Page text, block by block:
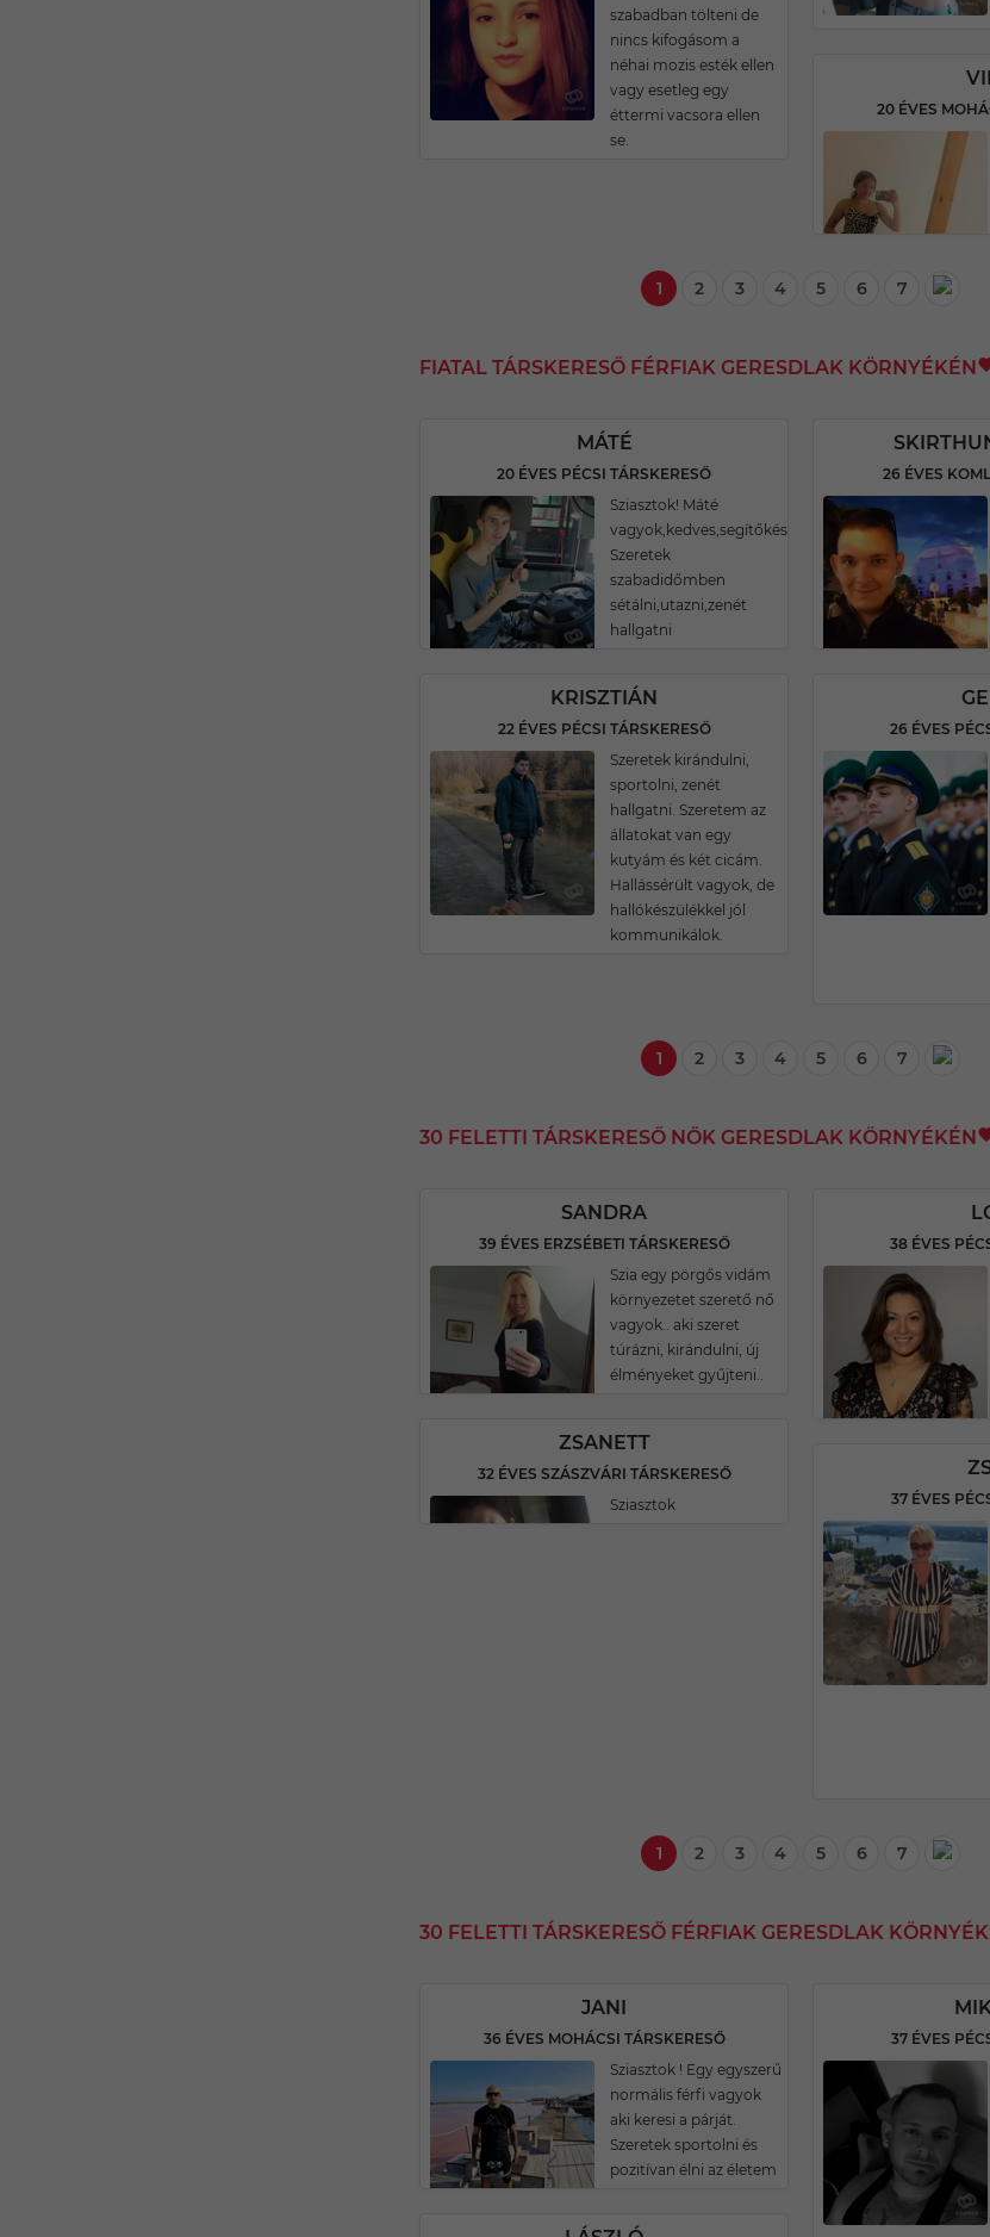
szabadban tölteni de
nincs kifogásom a
néhai mozis esték ellen
vagy esetleg egy
éttermi vacsora ellen
se.
20 ÉVES
1 2 3 4 5 6 7
FIATAL TÁRSKERESŐ FÉRFIAK GERESDLAK KÖRNYÉKÉN
MÁTÉ
20 ÉVES PÉCSI TÁRSKERESŐ
Sziasztok! Máté
vagyok,kedves,segítőkész.
Szeretek
szabadidőmben
sétálni,utazni,zenét
hallgatni
KRISZTIÁN
22 ÉVES PÉCSI TÁRSKERESŐ
Szeretek kirándulni,
sportolni, zenét
hallgatni. Szeretem az
állatokat van egy
kutyám és két cicám.
Hallássérült vagyok, de
hallókészülékkel jól
kommunikálok.
26 ÉVES
26 ÉVES
1 2 3 4 5 6 7
30 FELETTI TÁRSKERESŐ NŐK GERESDLAK KÖRNYÉKÉN
SANDRA
39 ÉVES ERZSÉBETI TÁRSKERESŐ
Szia egy pörgős vidám
környezetet szerető nő
vagyok.. aki szeret
túrázni, kirándulni, új
élményeket gyűjteni..
ZSANETT
32 ÉVES SZÁSZVÁRI TÁRSKERESŐ
Sziasztok
38 ÉVES
37 ÉVES
1 2 3 4 5 6 7
30 FELETTI TÁRSKERESŐ FÉRFIAK GERESDLAK
JANI
36 ÉVES MOHÁCSI TÁRSKERESŐ
Sziasztok ! Egy egyszerű
normális férfi vagyok
aki keresi a párját.
Szeretek sportolni és
pozitívan élni az életem
37 ÉVES